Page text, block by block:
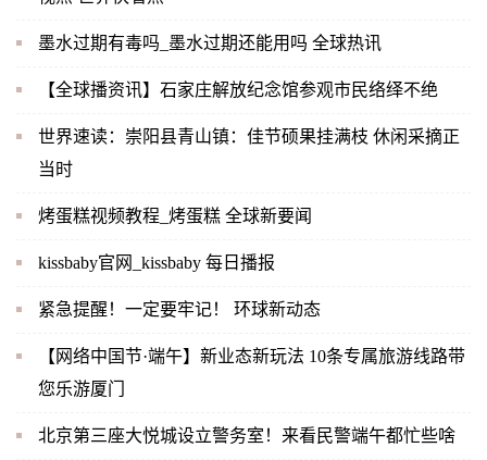
墨水过期有毒吗_墨水过期还能用吗 全球热讯
【全球播资讯】石家庄解放纪念馆参观市民络绎不绝
世界速读：崇阳县青山镇：佳节硕果挂满枝 休闲采摘正
当时
烤蛋糕视频教程_烤蛋糕 全球新要闻
kissbaby官网_kissbaby 每日播报
紧急提醒！一定要牢记！ 环球新动态
【网络中国节·端午】新业态新玩法 10条专属旅游线路带
您乐游厦门
北京第三座大悦城设立警务室！来看民警端午都忙些啥